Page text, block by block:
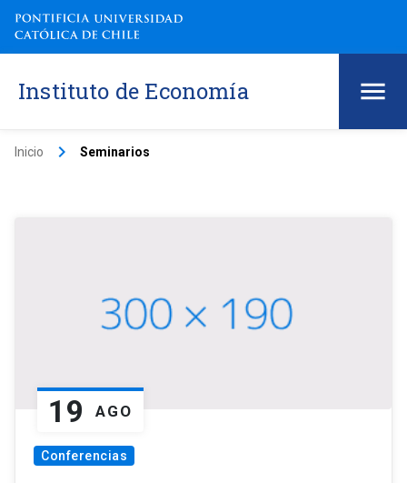
Instituto de Economía
Inicio keyboard_arrow_right Seminarios
19 AGO
Conferencias